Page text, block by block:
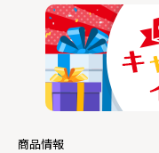
商品情報